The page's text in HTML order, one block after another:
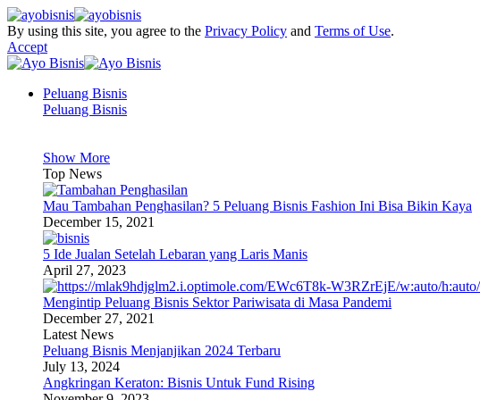
By using this site, you agree to the Privacy Policy and Terms of Use.
Accept
Peluang Bisnis
Peluang Bisnis
Show More
Top News
Mau Tambahan Penghasilan? 5 Peluang Bisnis Fashion Ini Bisa Bikin Kaya
December 15, 2021
5 Ide Jualan Setelah Lebaran yang Laris Manis
April 27, 2023
Mengintip Peluang Bisnis Sektor Pariwisata di Masa Pandemi
December 27, 2021
Latest News
Peluang Bisnis Menjanjikan 2024 Terbaru
July 13, 2024
Angkringan Keraton: Bisnis Untuk Fund Rising